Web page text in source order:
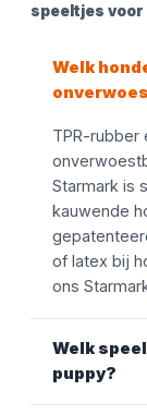
speeltjes
Welk
TPR-rubber
Starmark is
kauwende
of latex bij
ons
Welk
puppy?